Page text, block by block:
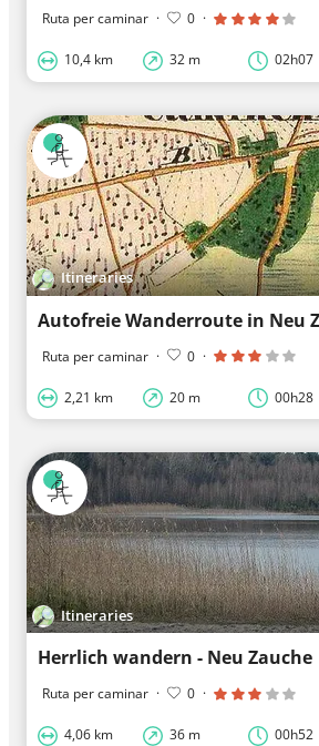
Ruta per caminar · 0 ·
10,4 km 32 m 02h07
Itineraries
Autofreie Wanderroute in Neu
Ruta per caminar · 0 ·
2,21 km 20 m 00h28
Itineraries
Herrlich wandern - Neu Zauche
Ruta per caminar · 0 ·
4,06 km 36 m 00h52